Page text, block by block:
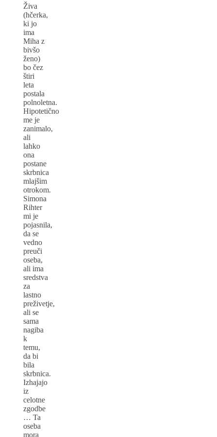
Živa
(hčerka,
ki jo
ima
Miha z
bivšo
ženo)
bo čez
štiri
leta
postala
polnoletna.
Hipotetično
me je
zanimalo,
ali
lahko
ona
postane
skrbnica
mlajšim
otrokom.
Simona
Rihter
mi je
pojasnila,
da se
vedno
preuči
oseba,
ali ima
sredstva
za
lastno
preživetje,
ali se
sama
nagiba
k
temu,
da bi
bila
skrbnica.
Izhajajo
iz
celotne
zgodbe
… Ta
oseba
mora